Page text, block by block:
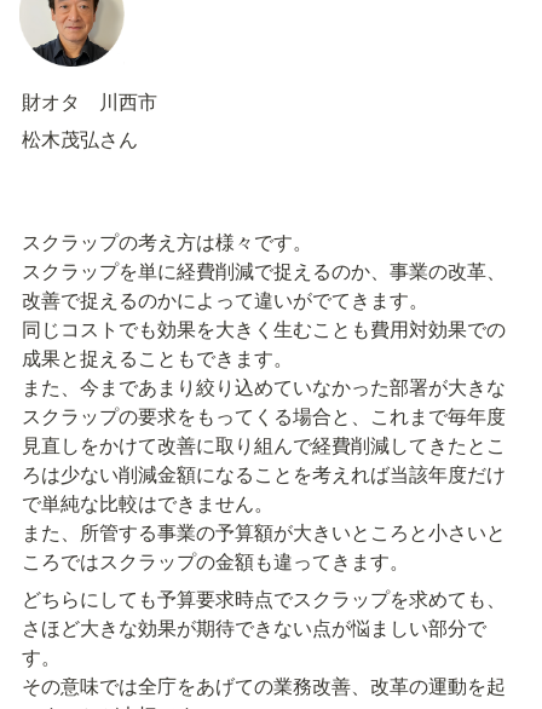
財オタ　川西市
松木茂弘さん
スクラップの考え方は様々です。
スクラップを単に経費削減で捉えるのか、事業の改革、
改善で捉えるのかによって違いがでてきます。
同じコストでも効果を大きく生むことも費用対効果での
成果と捉えることもできます。
また、今まであまり絞り込めていなかった部署が大きな
スクラップの要求をもってくる場合と、これまで毎年度
見直しをかけて改善に取り組んで経費削減してきたとこ
ろは少ない削減金額になることを考えれば当該年度だけ
で単純な比較はできません。
また、所管する事業の予算額が大きいところと小さいと
ころではスクラップの金額も違ってきます。
どちらにしても予算要求時点でスクラップを求めても、
さほど大きな効果が期待できない点が悩ましい部分で
す。
その意味では全庁をあげての業務改善、改革の運動を起